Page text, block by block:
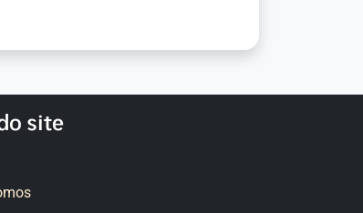
site